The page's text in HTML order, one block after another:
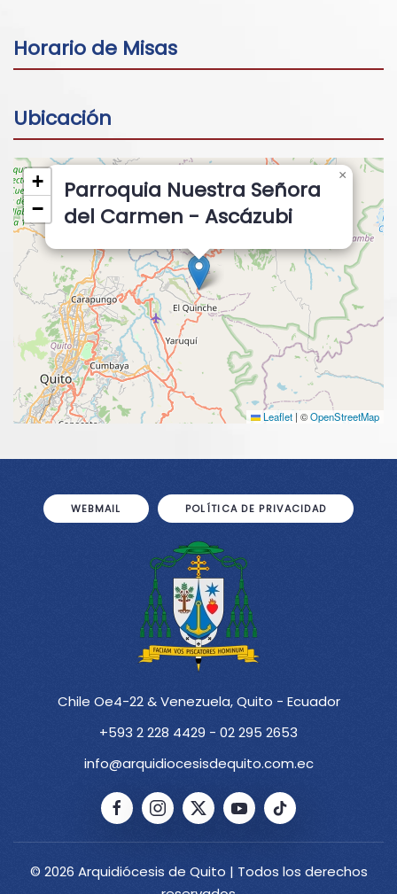
Horario de Misas
Ubicación
Parroquia Nuestra Señora
del Carmen - Ascázubi
×
+
−
Leaflet | ©OpenStreetMap
WEBMAIL POLÍTICA DE PRIVACIDAD
Chile Oe4-22 & Venezuela, Quito - Ecuador
+593 2 228 4429 - 02 295 2653
info@arquidiocesisdequito.com.ec
© 2026 Arquidiócesis de Quito | Todos los derechos